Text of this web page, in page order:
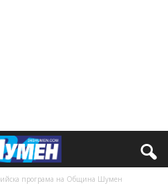
програма на Община Шумен